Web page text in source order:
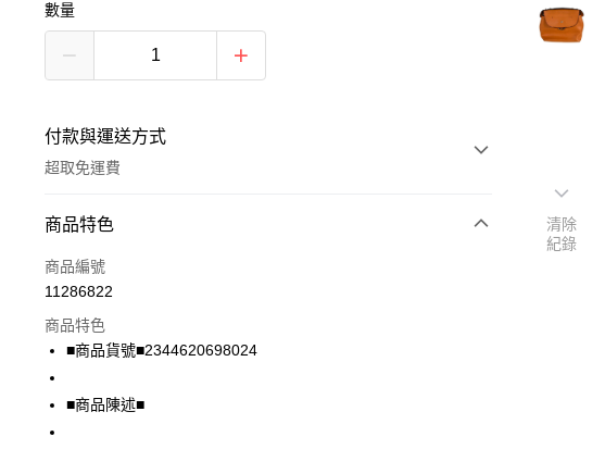
數量
付款與運送方式
超取免運費
付款方式
信用卡一次付款
LINE Pay
Apple Pay
商品特色
商品編號
11286822
商品特色
■商品貨號■2344620698024
■商品陳述■
清除
紀錄